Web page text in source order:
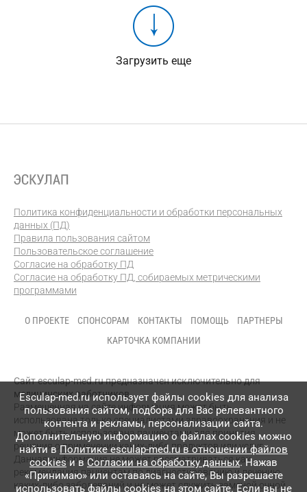
Загрузить еще
Политика конфиденциальности и обработки персональных
данных (ПД)
Правила пользования сайтом
Пользовательское соглашение
Согласие на обработку ПД
Согласие на обработку ПД, собираемых метрическими
программами
О ПРОЕКТЕ СПОНСОРАМ КОНТАКТЫ ПОМОЩЬ
ПАРТНЕРЫ
КАРТОЧКА КОМПАНИИ
Сайт esculap-med.ru предназначен исключительно для
медицинских работников.
Размещенная на сайте информация может быть
использована только специалистами здравоохранения и не
может быть использована пациентами для принятия
решения о применении каких-либо продуктов или услуг.
Данная информация не может рассматриваться как
рекомендация пациентам по диагностированию и лечению
каких-либо заболеваний и не может служить заменой очной
Esculap-med.ru использует файлы сookies для анализа
пользования сайтом, подбора для Вас релевантного
контента и рекламы, персонализации сайта.
Дополнительную информацию о файлах cookies можно
найти вПолитике esculap-med.ru в отношении файлов
cookiesи вСогласии на обработку данных. Нажав
«Принимаю» или оставаясь на сайте, Вы разрешаете
использовать файлы cookies на этом сайте. Если вы не